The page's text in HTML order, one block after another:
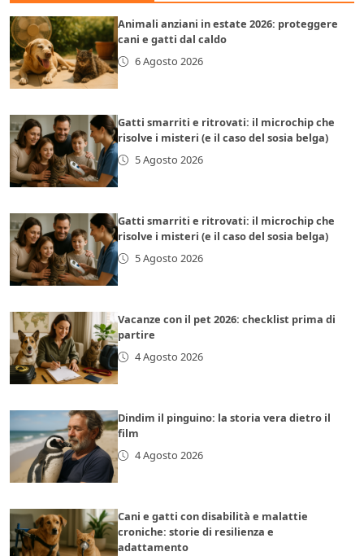
Animali anziani in estate 2026: proteggere
cani e gatti dal caldo
6 Agosto 2026
Gatti smarriti e ritrovati: il microchip che
risolve i misteri (e il caso del sosia belga)
5 Agosto 2026
Gatti smarriti e ritrovati: il microchip che
risolve i misteri (e il caso del sosia belga)
5 Agosto 2026
Vacanze con il pet 2026: checklist prima di
partire
4 Agosto 2026
Dindim il pinguino: la storia vera dietro il
film
4 Agosto 2026
Cani e gatti con disabilità e malattie
croniche: storie di resilienza e
adattamento